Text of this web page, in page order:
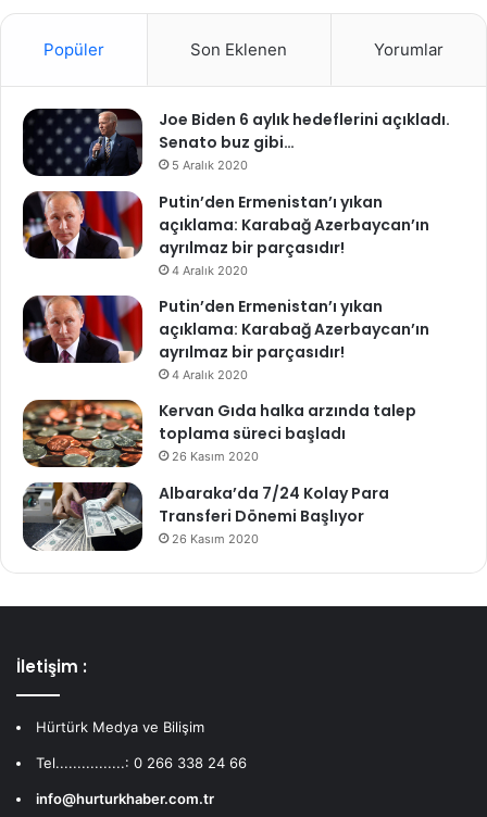
Popüler Son Eklenen Yorumlar
Joe Biden 6 aylık hedeflerini açıkladı.
Senato buz gibi…
5 Aralık 2020
Putin’den Ermenistan’ı yıkan
açıklama: Karabağ Azerbaycan’ın
ayrılmaz bir parçasıdır!
4 Aralık 2020
Putin’den Ermenistan’ı yıkan
açıklama: Karabağ Azerbaycan’ın
ayrılmaz bir parçasıdır!
4 Aralık 2020
Kervan Gıda halka arzında talep
toplama süreci başladı
26 Kasım 2020
Albaraka’da 7/24 Kolay Para
Transferi Dönemi Başlıyor
26 Kasım 2020
İletişim :
Hürtürk Medya ve Bilişim
Tel................: 0 266 338 24 66
info@hurturkhaber.com.tr